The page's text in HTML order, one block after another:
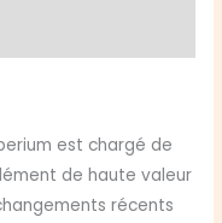
est chargé de
de haute valeur
récents